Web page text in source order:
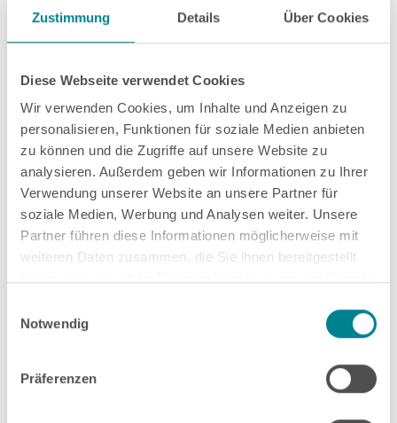
Zustimmung Details Über Cookies
Diese Webseite verwendet Cookies
Wir verwenden Cookies, um Inhalte und Anzeigen zu
personalisieren, Funktionen für soziale Medien anbieten
zu können und die Zugriffe auf unsere Website zu
analysieren. Außerdem geben wir Informationen zu Ihrer
Verwendung unserer Website an unsere Partner für
soziale Medien, Werbung und Analysen weiter. Unsere
Partner führen diese Informationen möglicherweise mit
weiteren Daten zusammen, die Sie ihnen bereitgestellt
Notwendig
Präferenzen
Übergänge bewusst gestalten: Wie
Schwellen im Leben zu erkennen